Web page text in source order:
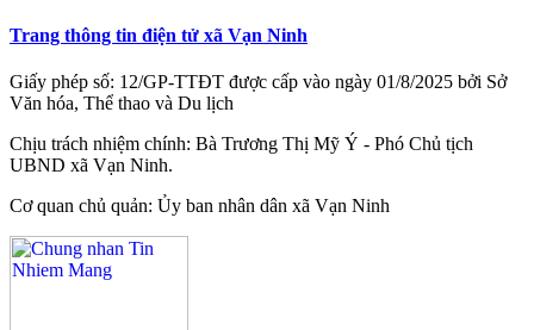
Trang thông tin điện tử xã Vạn Ninh
Giấy phép số: 12/GP-TTĐT được cấp vào ngày 01/8/2025 bởi Sở
Văn hóa, Thể thao và Du lịch
Chịu trách nhiệm chính: Bà Trương Thị Mỹ Ý - Phó Chủ tịch
UBND xã Vạn Ninh.
Cơ quan chủ quản: Ủy ban nhân dân xã Vạn Ninh